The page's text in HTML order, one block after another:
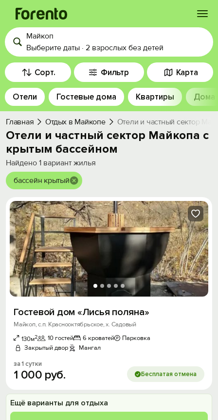
Войти
Избранное
История просмотра
Добавить свой объект
Майкоп
Выберите даты · 2 взрослых без детей
Сорт. Фильтр Карта
Отели Гостевые дома Квартиры Дома
Главная Отдых в Майкопе Отели и частный сектор
Отели и частный сектор Майкопа с
крытым бассейном
Найдено 1 вариант жилья
бассейн крытый
Гостевой дом «Лисья поляна»
Майкоп, с.п. Краснооктябрьское, х. Садовый
130м2 10 гостей 6 кроватей
Парковка
Закрытый двор
Мангал
за 1 сутки
1 000 руб. Бесплатая отмена
Ещё варианты для отдыха